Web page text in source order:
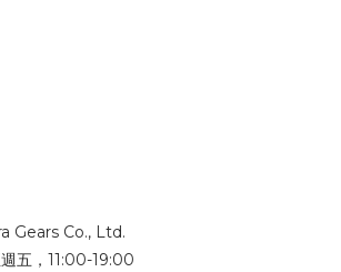
Gears Co., Ltd.
五，11:00-19:00